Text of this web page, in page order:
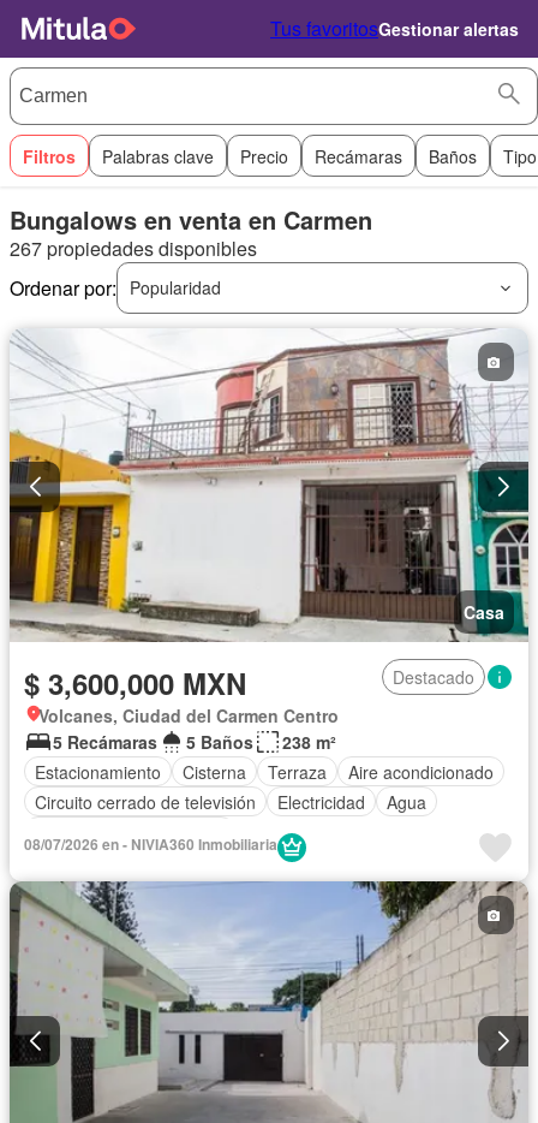
Tus favoritosGestionar alertas
Filtros Palabras clave Precio Recámaras Baños
Bungalows en venta en Carmen
267 propiedades disponibles
Ordenar por:
Popularidad
Casa
$ 3,600,000 MXN
Destacado
Volcanes, Ciudad del Carmen Centro
5 Recámaras
5 Baños
238 m²
Estacionamiento
Cisterna Terraza
Aire acondicionado
Circuito cerrado de televisión
Electricidad
Agua
08/07/2026 en - NIVIA360 Inmobiliaria